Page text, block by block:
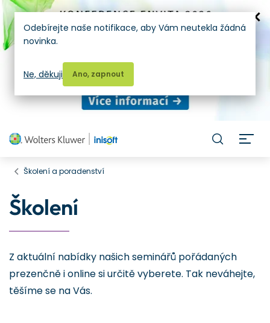
Školení a poradenství
Školení
Z aktuální nabídky našich seminářů pořádaných
prezenčně i online si určitě vyberete. Tak neváhejte,
těšíme se na Vás.
Odebírejte naše notifikace, aby Vám neutekla žádná
novinka.
Ano, zapnout
Ne, děkuji